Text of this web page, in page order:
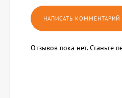
Отзывов пока нет. Станьте